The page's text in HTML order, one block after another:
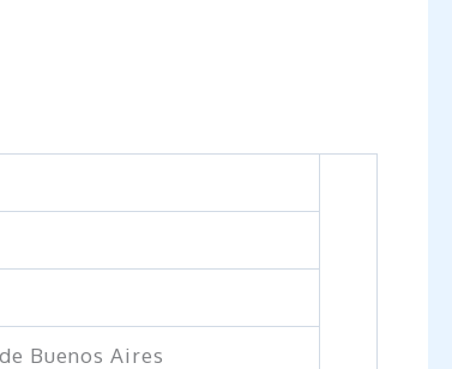
Buenos Aires